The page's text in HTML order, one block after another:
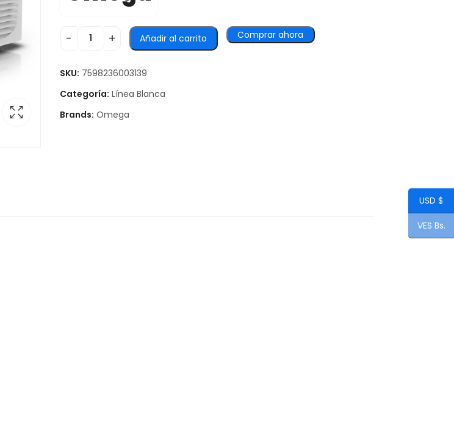
Añadir al carrito Comprar ahora
SKU: 7598236003139
Categoría: Línea Blanca
Brands: Omega
USD $
VES Bs.